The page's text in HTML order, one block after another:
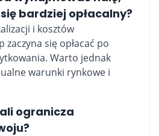
bardziej opłacalny?
i kosztów
zaczyna się opłacać po
Warto jednak
warunki rynkowe i
ogranicza